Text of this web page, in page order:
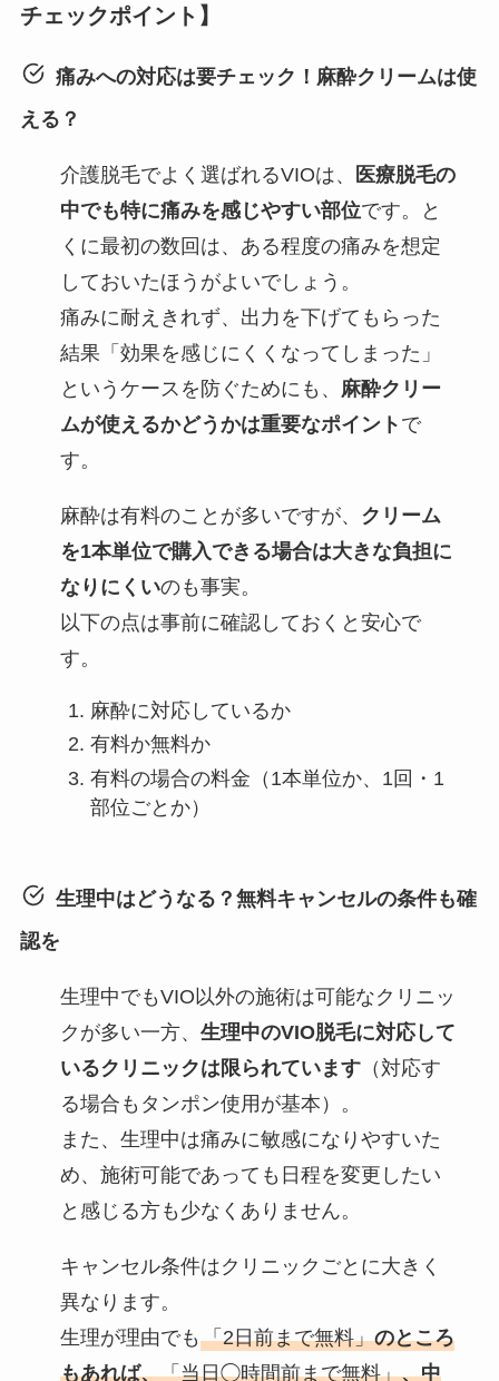
チェックポイント】
痛みへの対応は要チェック！麻酔クリームは使
える？
介護脱毛でよく選ばれるVIOは、
医療脱毛の
中でも特に痛みを感じやすい部位です。と
くに最初の数回は、ある程度の痛みを想定
しておいたほうがよいでしょう。
痛みに耐えきれず、出力を下げてもらった
結果「効果を感じにくくなってしまった」
というケースを防ぐためにも、 麻酔クリー
ムが使えるかどうかは重要なポイント で
す。
麻酔は有料のことが多いですが、 クリーム
を1本単位で購入できる場合は大きな負担に
なりにくいのも事実。
以下の点は事前に確認しておくと安心で
す。
麻酔に対応しているか
有料か無料か
有料の場合の料金（1本単位か、1回・1
部位ごとか）
生理中はどうなる？無料キャンセルの条件も確
認を
生理中でもVIO以外の施術は可能なクリニッ
クが多い一方、 生理中のVIO脱毛に対応して
いるクリニックは限られています（対応す
る場合もタンポン使用が基本）。
また、生理中は痛みに敏感になりやすいた
め、施術可能であっても日程を変更したい
と感じる方も少なくありません。
キャンセル条件はクリニックごとに大きく
異なります。
生理が理由でも 「2日前まで無料」のところ
もあれば、「当日◯時間前まで無料」、中